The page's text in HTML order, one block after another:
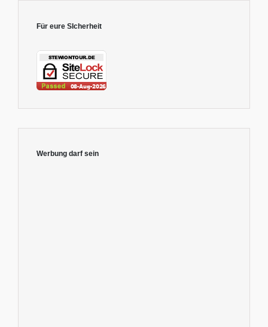
Für eure SIcherheit
Werbung darf sein